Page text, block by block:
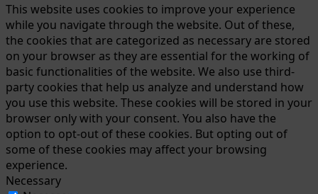
This website uses cookies to improve your experience
while you navigate through the website. Out of these,
the cookies that are categorized as necessary are stored
on your browser as they are essential for the working of
basic functionalities of the website. We also use third-
party cookies that help us analyze and understand how
you use this website. These cookies will be stored in your
browser only with your consent. You also have the
option to opt-out of these cookies. But opting out of
some of these cookies may affect your browsing
experience.
Necessary